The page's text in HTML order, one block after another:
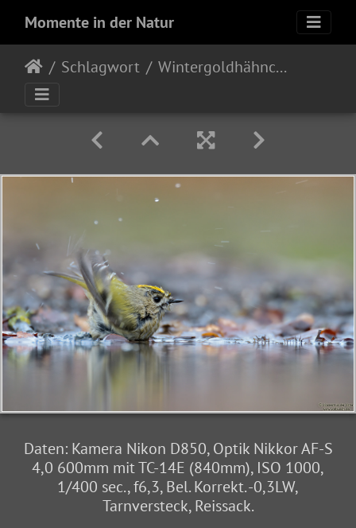
Momente in der Natur
Schlagwort Wintergoldhähnchen (Regulus regulus)
Daten: Kamera Nikon D850, Optik Nikkor AF-S
4,0 600mm mit TC-14E (840mm), ISO 1000,
1/400 sec., f6,3, Bel. Korrekt. -0,3LW,
Tarnversteck, Reissack.